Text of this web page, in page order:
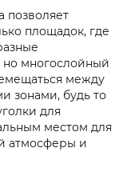
позволяет
площадок, где
но многослойный
между
зонами, будь то
для
местом для
атмосферы и